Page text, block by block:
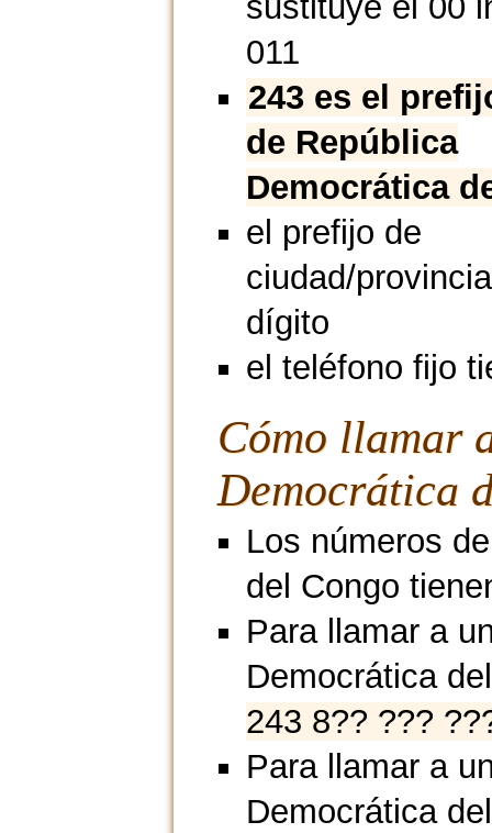
011
243 es el
de República
Democrática
el prefijo de
ciudad/
dígito
el teléfono fijo
Cómo llamar
Democrática
Los números
del Congo
Para llamar a
Democrática
243 8?? ???
Para llamar a
Democrática